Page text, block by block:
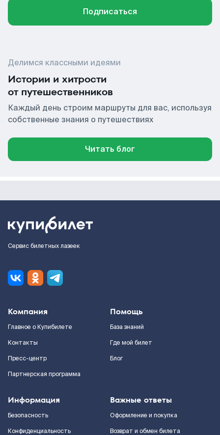
Подписаться
Делимся классными идеями
Истории и хитрости
от путешественников
Каждый день строим маршруты для вас, используя
собственные знания о путешествиях
Читать блог
Сервис билетных лазеек
Компания
Главное о Купибилете
Контакты
Пресс-центр
Партнерская программа
Помощь
База знаний
Где мой билет
Блог
Информация
Безопасность
Конфиденциальность
Важные ответы
Оформление и покупка
Возврат и обмен билета